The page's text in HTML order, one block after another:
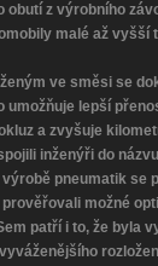
obutí z výrobního
malé až vyšší
ve směsi se
umožňuje lepší
a zvyšuje
inženýři do
pneumatik se
možné
patří i to, že byla